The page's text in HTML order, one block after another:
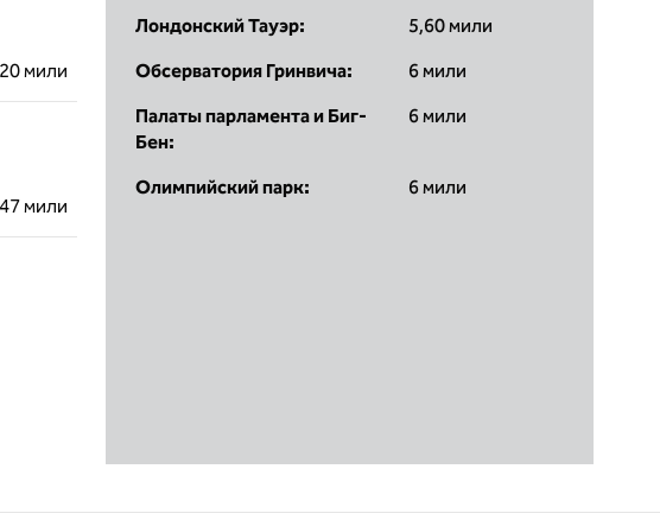
20 мили
47 мили
Лондонский Тауэр:
5,60 мили
Обсерватория Гринвича:
6 мили
Палаты парламента и Биг-
Бен:
6 мили
Олимпийский парк: 6 мили